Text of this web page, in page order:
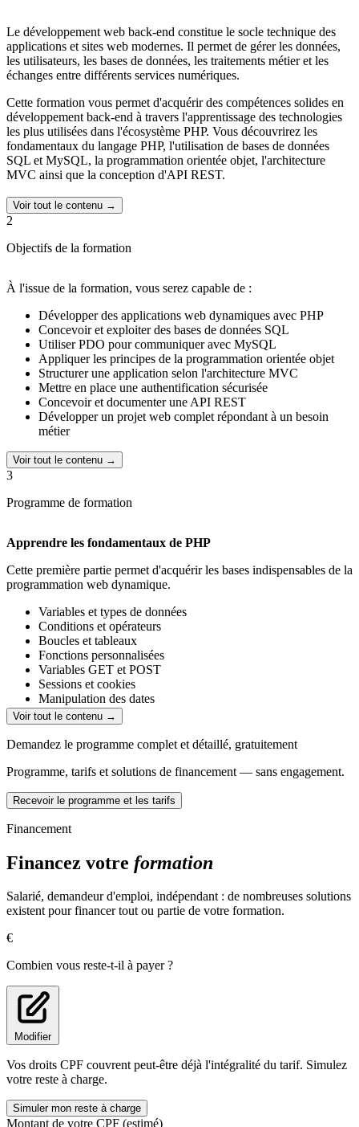
Le développement web back-end constitue le socle technique des
applications et sites web modernes. Il permet de gérer les données,
les utilisateurs, les bases de données, les traitements métier et les
échanges entre différents services numériques.
Cette formation vous permet d'acquérir des compétences solides en
développement back-end à travers l'apprentissage des technologies
les plus utilisées dans l'écosystème PHP. Vous découvrirez les
fondamentaux du langage PHP, l'utilisation de bases de données
SQL et MySQL, la programmation orientée objet, l'architecture
MVC ainsi que la conception d'API REST.
Afin de s'adapter à votre niveau et à vos objectifs,
formules d'accompagnement sont proposées avec 3h, 6h ou 9h
personnalisés et d'un suivi adapté à votre progression.
professionnel complet, vous développerez une méthodologie de
web.
Voir tout le contenu →
2
Objectifs de la formation
À l'issue de la formation, vous serez capable de :
Développer des applications web dynamiques avec PHP
Concevoir et exploiter des bases de données SQL
Utiliser PDO pour communiquer avec MySQL
Appliquer les principes de la programmation orientée objet
Structurer une application selon l'architecture MVC
Mettre en place une authentification sécurisée
Concevoir et documenter une API REST
Développer un projet web complet répondant à un besoin
métier
Voir tout le contenu →
3
Programme de formation
Apprendre les fondamentaux de PHP
Cette première partie permet d'acquérir les bases indispensables de la
programmation web dynamique.
Variables et types de données
Conditions et opérateurs
Boucles et tableaux
Fonctions personnalisées
Variables GET et POST
Sessions et cookies
Manipulation des dates
Exercices pratiques et mini-projets
Concevoir et interroger des bases de données SQL
Vous apprendrez à stocker, organiser et exploiter les données de vos
applications.
Requêtes SQL fondamentales
Bases de données relationnelles
Jointures et relations entre tables
Gestion des dates et heures
Conception de bases de données
données.
Classe PDO
Requêtes SELECT, INSERT, UPDATE et DELETE
Gestion des formulaires
Création d'espaces membres
Conception de bases MySQL
La POO permet de développer des applications plus robustes et
Voir tout le contenu →
Demandez le programme complet et détaillé, gratuitement
Programme, tarifs et solutions de financement — sans engagement.
Recevoir le programme et les tarifs
Financement
Financez votre formation
Salarié, demandeur d'emploi, indépendant : de nombreuses solutions
existent pour financer tout ou partie de votre formation.
€
Combien vous reste-t-il à payer ?
Modifier
Vos droits CPF couvrent peut-être déjà l'intégralité du tarif. Simulez
votre reste à charge.
Simuler mon reste à charge
Montant de votre CPF (estimé)